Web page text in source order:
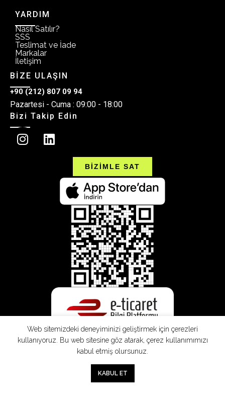
YARDIM
Nasıl Satılır?
SSS
Teslimat ve İade
Markalar
İletişim
BİZE ULAŞIN
+90 (212) 807 09 94
Pazartesi - Cuma : 09:00 - 18:00
Bizi Takip Edin
BİZİMLE SAT
Web sitemizdeki deneyiminizi geliştirmek için çerezleri
kullanıyoruz. Bu web sitesine göz atarak, çerez kullanımımızı
kabul etmiş olursunuz.
KABUL ET
Sepet